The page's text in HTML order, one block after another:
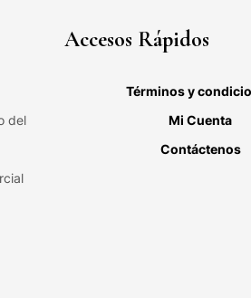
del
Accesos Rápidos
Términos y
Mi Cuenta
Contáctenos